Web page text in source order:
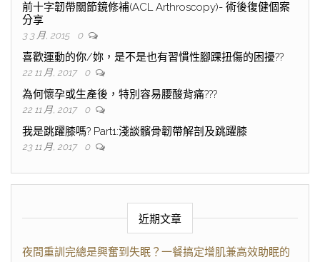
前十字韌帶關節鏡修補(ACL Arthroscopy)- 術後復健個案
分享
3 3 月, 2015 0
喜歡運動的你/妳，是不是也有習慣性腳踝扭傷的困擾??
22 11 月, 2017 0
為何懷孕或生產後，特別容易腰酸背痛???
22 11 月, 2017 0
我是跳躍膝嗎? Part1:淺談髕骨韌帶解剖及跳躍膝
23 11 月, 2017 0
近期文章
夜間重訓完總是興奮到失眠？一餐搞定增肌兼高效助眠的